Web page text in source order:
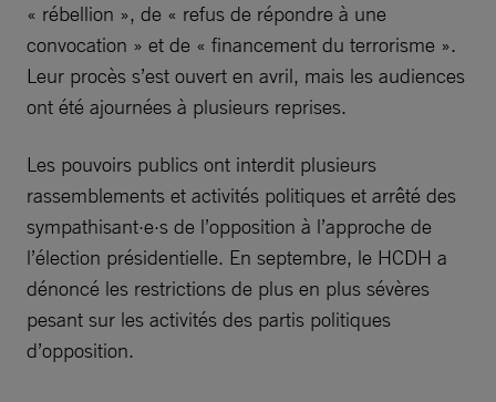
« rébellion », de « refus de répondre à une
convocation » et de « financement du terrorisme ».
Leur procès s’est ouvert en avril, mais les audiences
ont été ajournées à plusieurs reprises.
Les pouvoirs publics ont interdit plusieurs
rassemblements et activités politiques et arrêté des
sympathisant·e·s de l’opposition à l’approche de
l’élection présidentielle. En septembre, le HCDH a
dénoncé les restrictions de plus en plus sévères
pesant sur les activités des partis politiques
d’opposition.